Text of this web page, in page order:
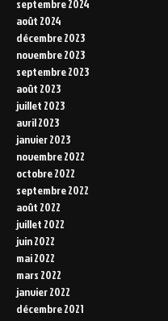
septembre 2024
août 2024
décembre 2023
novembre 2023
septembre 2023
août 2023
juillet 2023
avril 2023
janvier 2023
novembre 2022
octobre 2022
septembre 2022
août 2022
juillet 2022
juin 2022
mai 2022
mars 2022
janvier 2022
décembre 2021